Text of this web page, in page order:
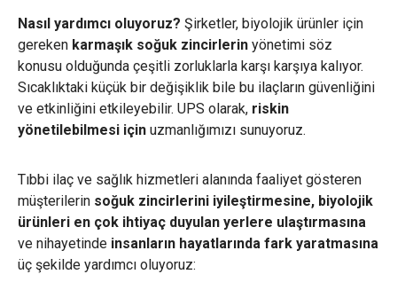
Nasıl yardımcı oluyoruz? Şirketler, biyolojik ürünler için
gereken karmaşık soğuk zincirlerin yönetimi söz
konusu olduğunda çeşitli zorluklarla karşı karşıya kalıyor.
Sıcaklıktaki küçük bir değişiklik bile bu ilaçların güvenliğini
ve etkinliğini etkileyebilir. UPS olarak, riskin
yönetilebilmesi için uzmanlığımızı sunuyoruz.
Tıbbi ilaç ve sağlık hizmetleri alanında faaliyet gösteren
müşterilerin soğuk zincirlerini iyileştirmesine, biyolojik
ürünleri en çok ihtiyaç duyulan yerlere ulaştırmasına
ve nihayetinde insanların hayatlarında fark yaratmasına
üç şekilde yardımcı oluyoruz: